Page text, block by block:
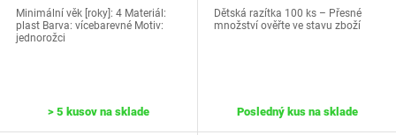
Minimální věk [roky]: 4 Materiál:
plast Barva: vícebarevné Motiv:
jednorožci
> 5 kusov na sklade
Dětská razítka 100 ks – Přesné
množství ověřte ve stavu zboží
Posledný kus na sklade